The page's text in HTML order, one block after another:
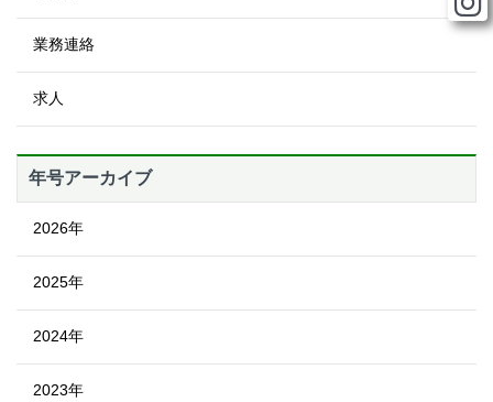
業務連絡
求人
年号アーカイブ
2026年
2025年
2024年
2023年